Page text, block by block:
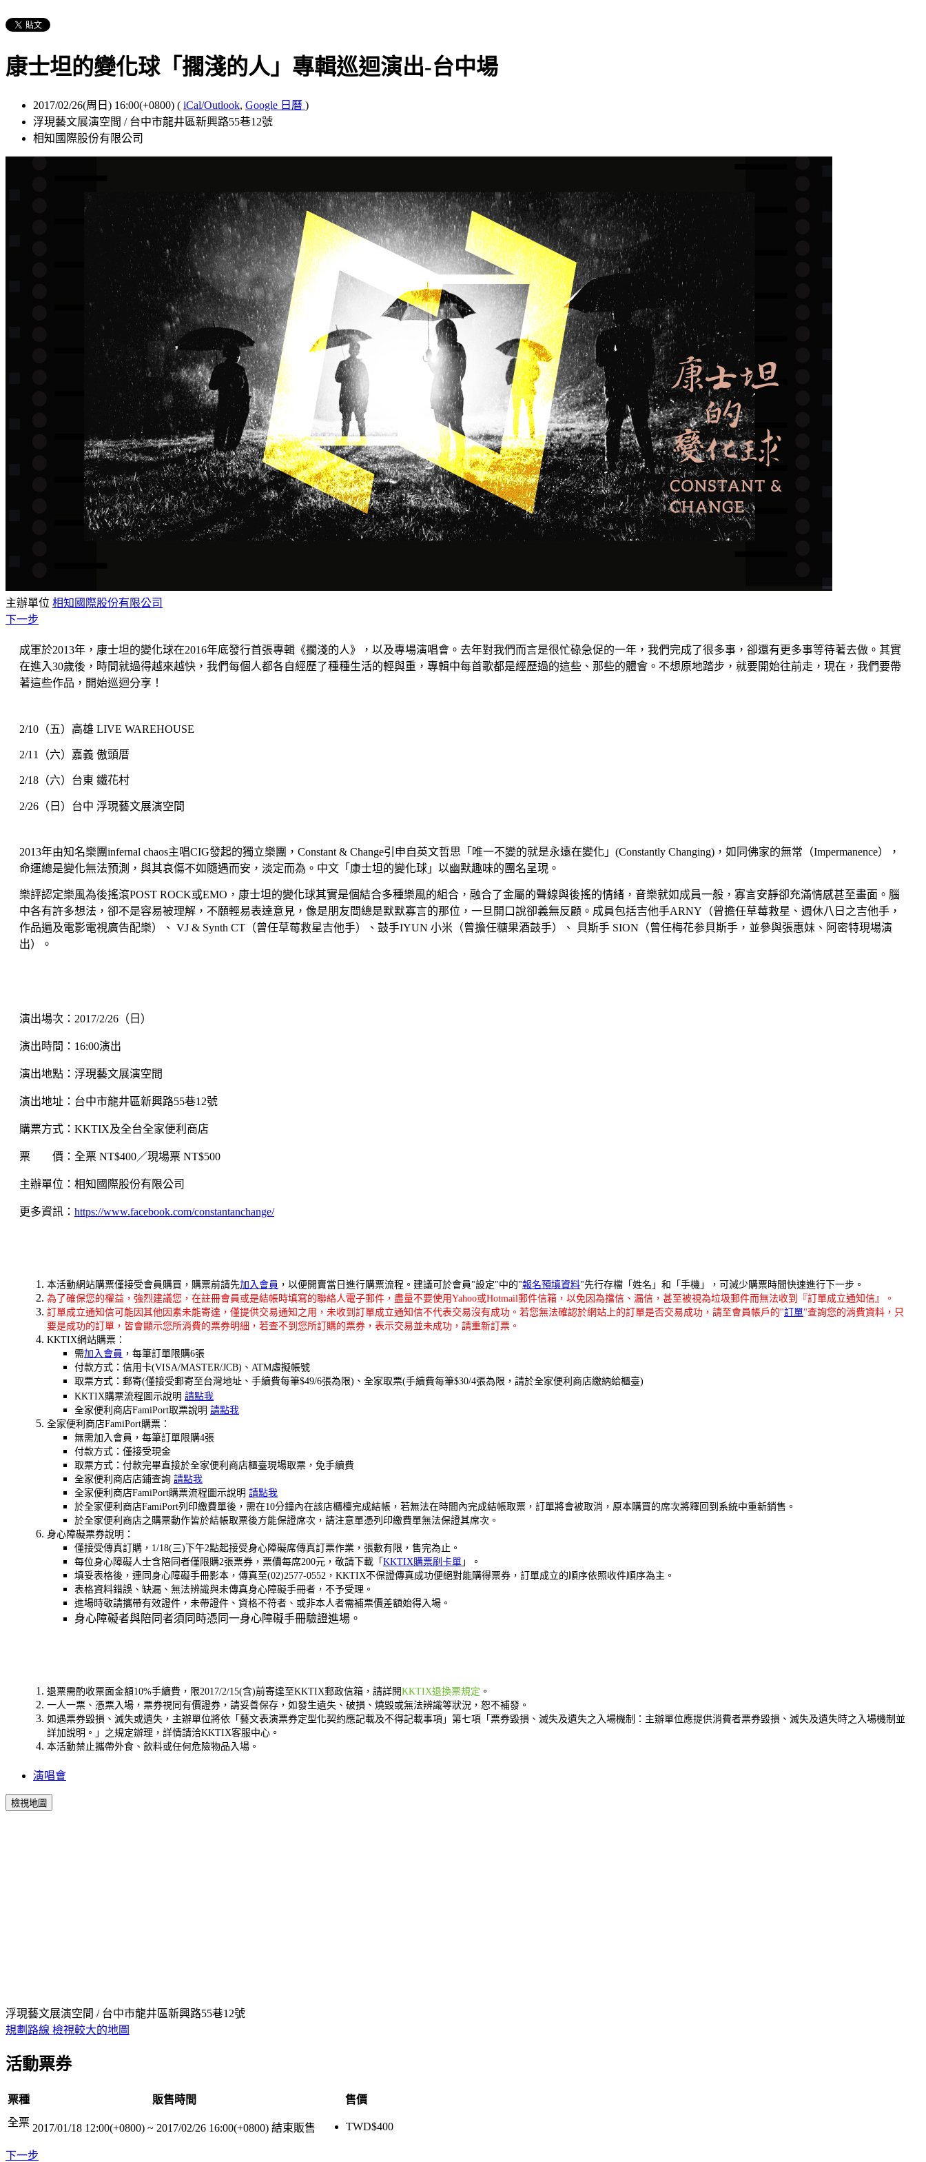
康士坦的變化球「擱淺的人」專輯巡迴演出-台中場
2017/02/26(周日) 16:00(+0800) ( iCal/Outlook, Google 日曆 )
浮現藝文展演空間 / 台中市龍井區新興路55巷12號
相知國際股份有限公司
主辦單位 相知國際股份有限公司
下一步
成軍於2013年，康士坦的變化球在2016年底發行首張專輯《擱淺的人》，以及專場演唱會。去年對我們而言是很忙碌急促的一年，我們完成了很多事，卻還有更多事等待著去做。其實
在進入30歲後，時間就過得越來越快，我們每個人都各自經歷了種種生活的輕與重，專輯中每首歌都是經歷過的這些、那些的體會。不想原地踏步，就要開始往前走，現在，我們要帶
著這些作品，開始巡迴分享！
2/10（五）高雄 LIVE WAREHOUSE
2/11（六）嘉義 傲頭厝
2/18（六）台東 鐵花村
2/26（日）台中 浮現藝文展演空間
2013年由知名樂團infernal chaos主唱CIG發起的獨立樂團，Constant & Change引申自英文哲思「唯一不變的就是永遠在變化」(Constantly Changing)，如同佛家的無常（Impermanence），
命運總是變化無法預測，與其哀傷不如隨遇而安，淡定而為。中文「康士坦的變化球」以幽默趣味的團名呈現。
樂評認定樂風為後搖滾POST ROCK或EMO，康士坦的變化球其實是個結合多種樂風的組合，融合了金屬的聲線與後搖的情緒，音樂就如成員一般，寡言安靜卻充滿情感甚至畫面。腦
中各有許多想法，卻不是容易被理解，不願輕易表達意見，像是朋友間總是默默寡言的那位，一旦開口說卻義無反顧。成員包括吉他手ARNY（曾擔任草莓救星、週休八日之吉他手，
作品遍及電影電視廣告配樂）、 VJ & Synth CT（曾任草莓救星吉他手）、鼓手IYUN 小米（曾擔任糖果酒鼓手）、 貝斯手 SION（曾任梅花参貝斯手，並參與張惠妹、阿密特現場演
出）。
演出場次：2017/2/26（日）
演出時間：16:00演出
演出地點：浮現藝文展演空間
演出地址：台中市龍井區新興路55巷12號
購票方式：KKTIX及全台全家便利商店
票 價：全票 NT$400／現場票 NT$500
主辦單位：相知國際股份有限公司
更多資訊： https://www.facebook.com/constantanchange/
本活動網站購票僅接受會員購買，購票前請先加入會員 ，以便開賣當日進行購票流程。建議可於會員"設定"中的"報名預填資料"先行存檔「姓名」和「手機」，可減少購票時間快速進行下一步。
為了確保您的權益，強烈建議您，在註冊會員或是結帳時填寫的聯絡人電子郵件，盡量不要使用Yahoo或Hotmail郵件信箱，以免因為擋信、漏信，甚至被視為垃圾郵件而無法收到『訂單成立通知信』。
訂單成立通知信可能因其他因素未能寄達，僅提供交易通知之用，未收到訂單成立通知信不代表交易沒有成功。若您無法確認於網站上的訂單是否交易成功，請至會員帳戶的"訂單"查詢您的消費資料，只
要是成功的訂單，皆會顯示您所消費的票券明細，若查不到您所訂購的票券，表示交易並未成功，請重新訂票。
KKTIX網站購票：
需加入會員 ，每筆訂單限購6張
付款方式：信用卡(VISA/MASTER/JCB)、ATM虛擬帳號
取票方式：郵寄(僅接受郵寄至台灣地址、手續費每筆$49/6張為限)、全家取票(手續費每筆$30/4張為限，請於全家便利商店繳納給櫃臺)
KKTIX購票流程圖示說明 請點我
全家便利商店FamiPort取票說明 請點我
全家便利商店FamiPort購票：
無需加入會員，每筆訂單限購4張
付款方式：僅接受現金
取票方式：付款完畢直接於全家便利商店櫃臺現場取票，免手續費
全家便利商店店鋪查詢 請點我
全家便利商店FamiPort購票流程圖示說明 請點我
於全家便利商店FamiPort列印繳費單後，需在10分鐘內在該店櫃檯完成結帳，若無法在時間內完成結帳取票，訂單將會被取消，原本購買的席次將釋回到系統中重新銷售。
於全家便利商店之購票動作皆於結帳取票後方能保證席次 ，請注意單憑列印繳費單無法保證其席次 。
身心障礙票券說明：
僅接受傳真訂購，1/18(三)下午2點起接受身心障礙席傳真訂票作業，張數有限，售完為止。
每位身心障礙人士含陪同者僅限購2張票券，票價每席200元，敬請下載「 KKTIX購票刷卡單 」。
填妥表格後，連同身心障礙手冊影本，傳真至(02)2577-0552，KKTIX不保證傳真成功便絕對能購得票券，訂單成立的順序依照收件順序為主。
表格資料錯誤、缺漏、無法辨識與未傳真身心障礙手冊者，不予受理。
進場時敬請攜帶有效證件，未帶證件、資格不符者、或非本人者需補票價差額始得入場。
身心障礙者與陪同者須同時憑同一身心障礙手冊驗證進場。
退票需酌收票面金額10%手續費，限2017/2/15(含)前寄達至KKTIX郵政信箱，請詳閱KKTIX退換票規定 。
一人一票、憑票入場，票券視同有價證券，請妥善保存，如發生遺失、破損、燒毀或無法辨識等狀況，恕不補發。
如遇票券毀損、滅失或遺失，主辦單位將依「藝文表演票券定型化契約應記載及不得記載事項」第七項「票券毀損、滅失及遺失之入場機制：主辦單位應提供消費者票券毀損、滅失及遺失時之入場機制並
詳加說明。」之規定辦理，詳情請洽KKTIX客服中心。
本活動禁止攜帶外食、飲料或任何危險物品入場。
演唱會
檢視地圖
浮現藝文展演空間 / 台中市龍井區新興路55巷12號
規劃路線 檢視較大的地圖
活動票券
票種 販售時間
售價
全票 2017/01/18 12:00(+0800) ~ 2017/02/26 16:00(+0800) 結束販售 TWD$400
下一步